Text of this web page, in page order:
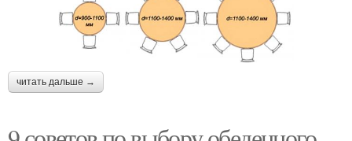
читать дальше →